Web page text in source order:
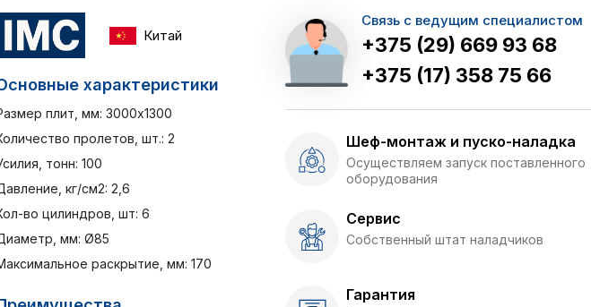
Китай
характеристики
плит, мм: 3000х1300
пролетов, шт.: 2
тонн: 100
кг/см2: 2,6
во цилиндров, шт: 6
мм: Ø85
раскрытие, мм: 170
Связь с ведущим специалистом
+375 (29) 669 93 68
+375 (17) 358 75 66
Шеф-монтаж и пуско-наладка
Осуществляем запуск поставленного
оборудования
Сервис
Собственный штат наладчиков
Гарантия